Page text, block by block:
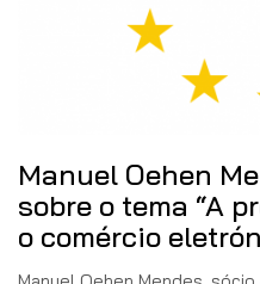
Manuel Oehen
sobre o tema “A
o comércio